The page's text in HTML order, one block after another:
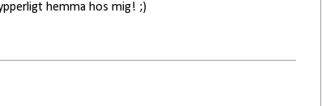
hemma hos mig! ;)